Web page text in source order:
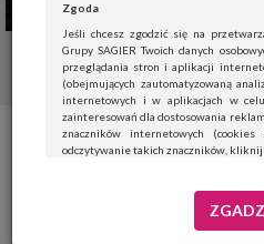
Zgoda
Jeśli chcesz zgodzić się na
Grupy SAGIER Twoich danych
przeglądania stron i aplikacji
(obejmujących zautomatyzowaną
internetowych i w aplikacjach w
zainteresowań dla dostosowania
znaczników internetowych
odczytywanie takich znaczników,
Jeśli nie chcesz wyrazić zgody, kliknij
Wyrażenie zgody jest dobrowolne.
Kia zapowiada
AUTO DLA NIEGO